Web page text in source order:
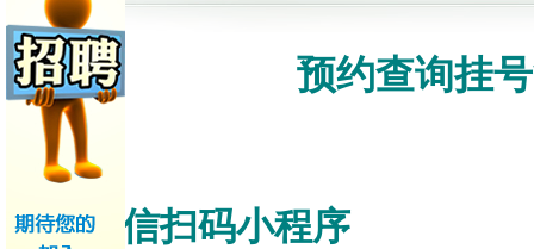
预约查询挂
1.微信扫码小程序